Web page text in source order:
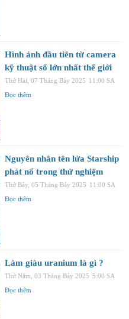
Hình ảnh đầu tiên từ camera
kỹ thuật số lớn nhất thế giới
Thứ Hai, 07 Tháng Bảy 2025 11:00 SA
Đọc thêm
Nguyên nhân tên lửa Starship
phát nổ trong thử nghiệm
Thứ Bảy, 05 Tháng Bảy 2025 11:00 SA
Đọc thêm
Làm giàu uranium là gì ?
Thứ Năm, 03 Tháng Bảy 2025 5:00 SA
Đọc thêm